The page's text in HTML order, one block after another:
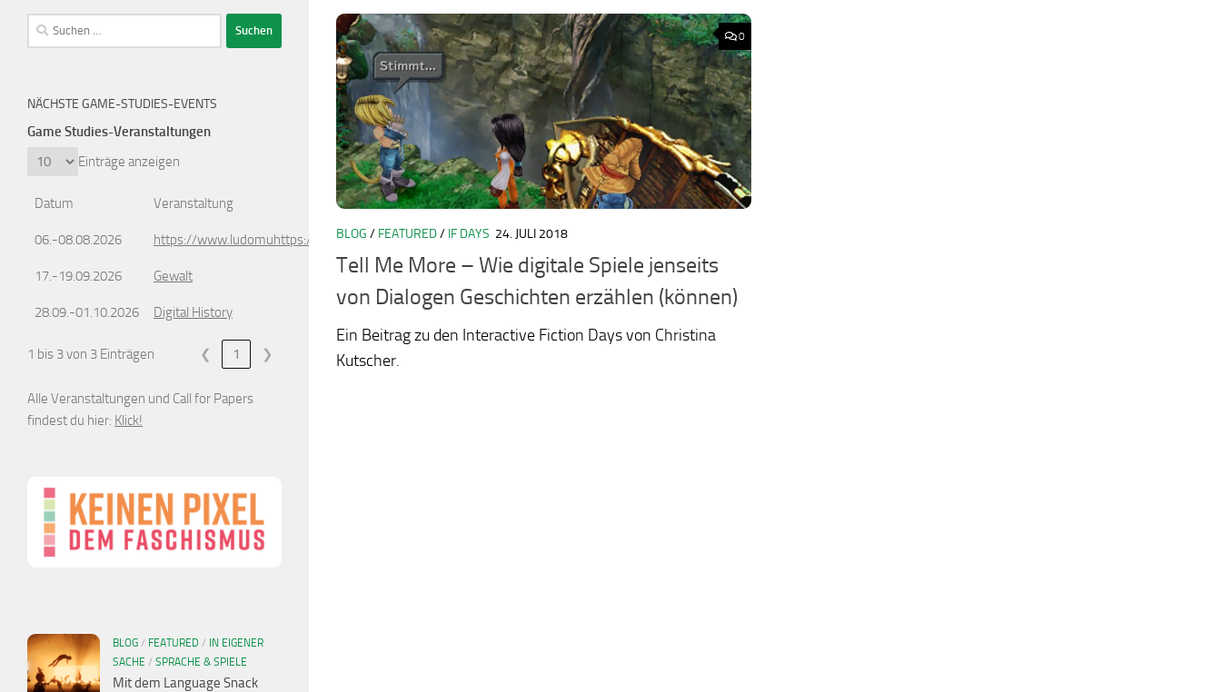
0
BLOG / FEATURED/ IF DAYS 24. JULI 2018
Tell Me More – Wie digitale Spiele jenseits
von Dialogen Geschichten erzählen (können)
Ein Beitrag zu den Interactive Fiction Days von Christina
Kutscher.
Suchen
nach:
NÄCHSTE GAME-STUDIES-EVENTS
Game Studies-Veranstaltungen
Einträge anzeigen
Datum Veranstaltung
06.-08.08.2026 https://www.ludomuhttps://www.ludomusicology.org/ludo2026/
17.-19.09.2026 Gewalt
28.09.-01.10.2026 Digital History
1 bis 3 von 3 Einträgen ❮ 1 ❯
Alle Veranstaltungen und Call for Papers
findest du hier: Klick!
BLOG / FEATURED / IN EIGENER
SACHE / SPRACHE & SPIELE
Mit dem Language Snack